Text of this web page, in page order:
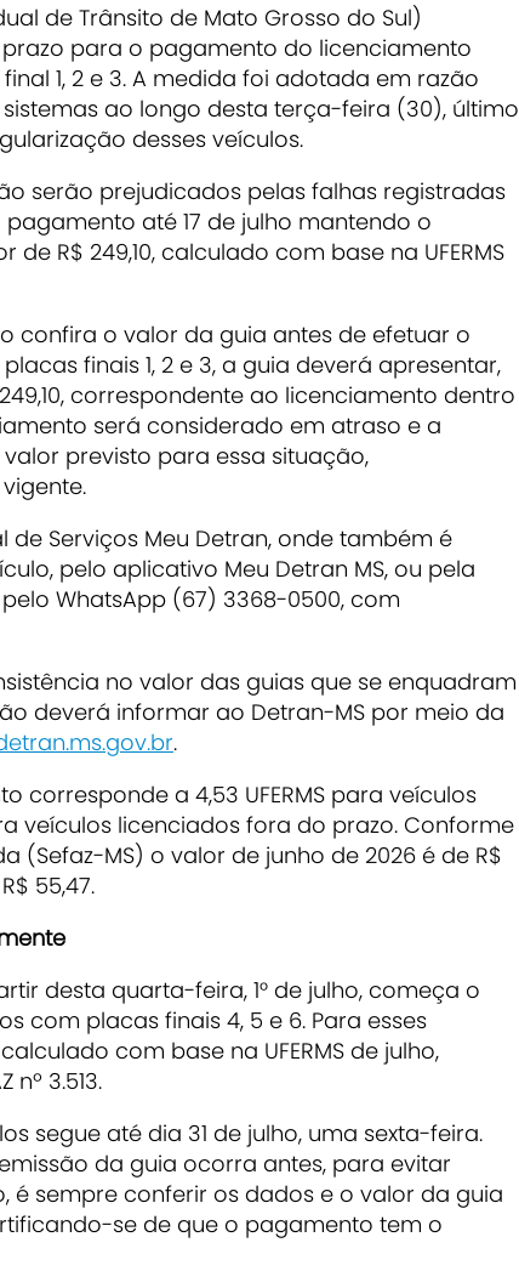
de Trânsito de Mato Grosso do Sul)
para o pagamento do licenciamento
1, 2 e 3. A medida foi adotada em razão
ao longo desta terça-feira (30), último
desses veículos.
serão prejudicados pelas falhas registradas
até 17 de julho mantendo o
R$ 249,10, calculado com base na UFERMS
confira o valor da guia antes de efetuar o
finais 1, 2 e 3, a guia deverá apresentar,
correspondente ao licenciamento dentro
será considerado em atraso e a
previsto para essa situação,
Serviços Meu Detran, onde também é
pelo aplicativo Meu Detran MS, ou pela
WhatsApp (67) 3368-0500, com
no valor das guias que se enquadram
deverá informar ao Detran-MS por meio da
.
corresponde a 4,53 UFERMS para veículos
veículos licenciados fora do prazo. Conforme
(Sefaz-MS) o valor de junho de 2026 é de R$
55,47.
desta quarta-feira, 1° de julho, começa o
com placas finais 4, 5 e 6. Para esses
com base na UFERMS de julho,
nº 3.513.
segue até dia 31 de julho, uma sexta-feira.
da guia ocorra antes, para evitar
é sempre conferir os dados e o valor da guia
se de que o pagamento tem o